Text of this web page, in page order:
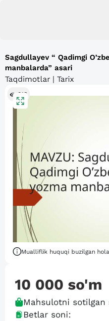
Sagdullayev “ Qadimgi
manbalarda” asari
Taqdimotlar | Tarix
213
Mualliflik huquqi buzilgan
10 000 so'm
Mahsulotni sotilgan
Betlar soni: